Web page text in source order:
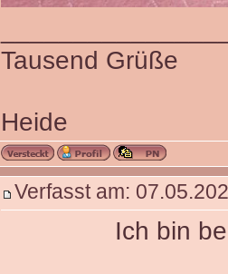
Tausend Grüße
Heide
Verfasst am:
Ich bin